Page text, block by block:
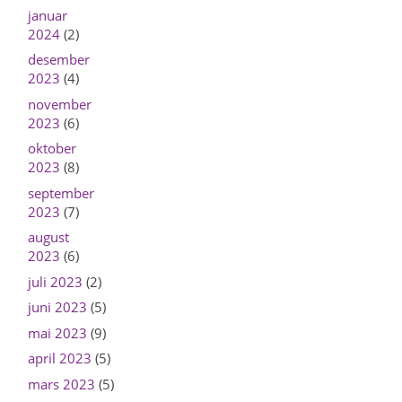
januar
2024(2)
desember
2023 (4)
november
2023 (6)
oktober
2023 (8)
september
2023 (7)
august
2023 (6)
juli 2023 (2)
juni 2023 (5)
mai 2023 (9)
april 2023 (5)
mars 2023 (5)